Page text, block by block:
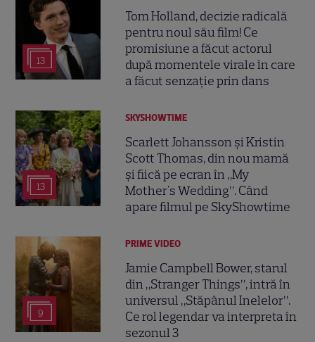
13
Tom Holland, decizie radicală
pentru noul său film! Ce
promisiune a făcut actorul
după momentele virale în care
a făcut senzație prin dans
13
SKYSHOWTIME
Scarlett Johansson și Kristin
Scott Thomas, din nou mamă
și fiică pe ecran în „My
Mother's Wedding”. Când
apare filmul pe SkyShowtime
9
PRIME VIDEO
Jamie Campbell Bower, starul
din „Stranger Things”, intră în
universul „Stăpânul Inelelor”.
Ce rol legendar va interpreta în
sezonul 3